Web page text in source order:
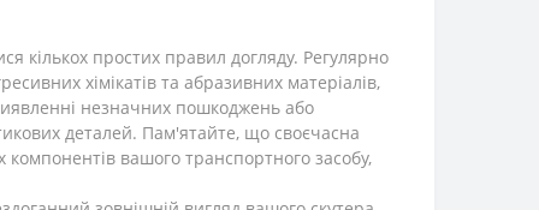
кількох простих правил догляду. Регулярно
хімікатів та абразивних матеріалів,
незначних пошкоджень або
деталей. Пам'ятайте, що своєчасна
вашого транспортного засобу,